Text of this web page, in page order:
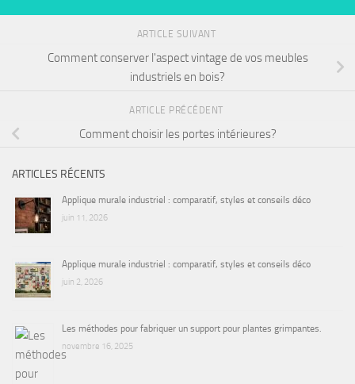
ARTICLE SUIVANT
Comment conserver l'aspect vintage de vos meubles
industriels en bois?
ARTICLE PRÉCÉDENT
Comment choisir les portes intérieures?
ARTICLES RÉCENTS
Applique murale industriel : comparatif, styles et conseils déco
juin 11, 2026
Applique murale industriel : comparatif, styles et conseils déco
juin 2, 2026
Les méthodes pour fabriquer un support pour plantes grimpantes.
novembre 16, 2025